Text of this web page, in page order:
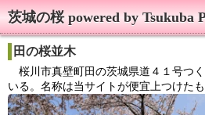
茨城の桜 powered by Tsukuba
田の桜並木
桜川市真壁町田の茨城県道４１号つ
いる。名称は当サイトが便宜上つけたも